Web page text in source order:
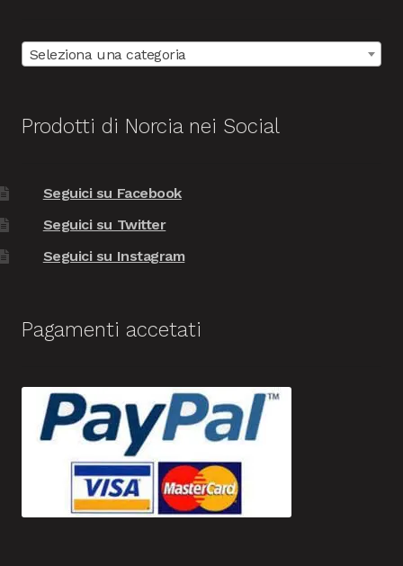
Seleziona una categoria
Prodotti di Norcia nei Social
Seguici su Facebook
Seguici su Twitter
Seguici su Instagram
Pagamenti accetati